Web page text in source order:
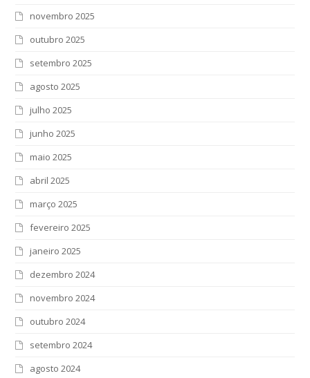
novembro 2025
outubro 2025
setembro 2025
agosto 2025
julho 2025
junho 2025
maio 2025
abril 2025
março 2025
fevereiro 2025
janeiro 2025
dezembro 2024
novembro 2024
outubro 2024
setembro 2024
agosto 2024